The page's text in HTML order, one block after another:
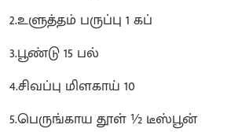
2.உளுத்தம் பருப்பு 1 கப்
3.பூண்டு 15 பல்
4.சிவப்பு மிளகாய் 10
5.பெருங்காய தூள் ½ டீஸ்பூன்